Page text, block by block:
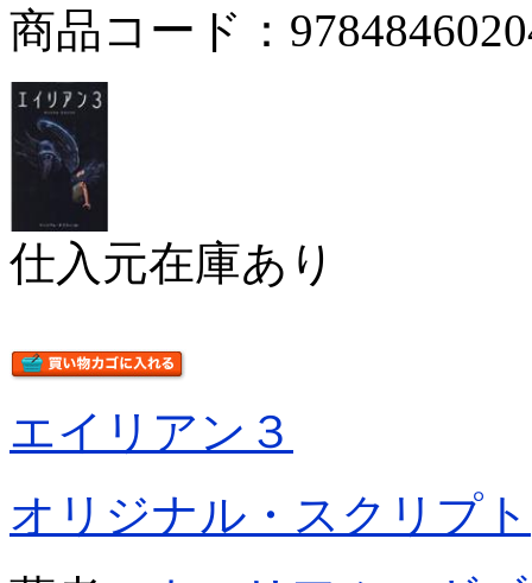
商品コード：
仕入元在庫あり
エイリアン３
オリジナル・スクリプト